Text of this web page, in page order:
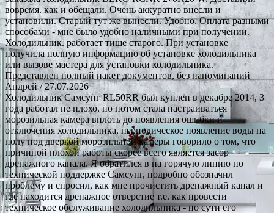
вовремя. как и обещали. Очень аккуратно внесли и
установили. Старый тут же вынесли. Удобно. Оплата разными
способами - мне было удобно наличными при получении.
Холодильник. работает тише старого. При установке
получила полную информацию об установке холодильника
или вызове мастера для установки холодильника.
Представлен полный пакет документов, без напоминаний
Андрей/ 27.07.2026
Холодильник Самсунг RL50RR был куплен в декабре 2014, 3
года работал не плохо, но потом стала настраиваться
морозильная камера вплоть до появления ошибки и
отключения холодильника, периодическое появление воды на
полу под дверкой морозильной камеры говорило о том, что
причиной плохой работы скорее всего является засор
дренажного канала. Я обратился в на горячую линию по
технической поддержке Самсунг, подробно обозначил
проблему и спросил, как мне прочистить дренажный канал и
где находится дренажное отверстие т.е. как провести
техническое обслуживание холодильника - по сути его